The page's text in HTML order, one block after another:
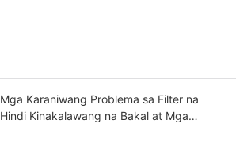
Mga Karaniwang Problema sa Filter na
Hindi Kinakalawang na Bakal at Mga